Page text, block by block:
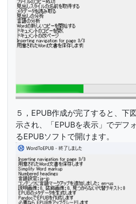
５，EPUB作成が完了すると、下
示され、「EPUBを表示」でデフ
るEPUBソフトで開けます。